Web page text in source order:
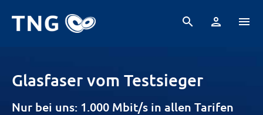
search person menu
Glasfaser vom Testsieger
Nur bei uns: 1.000 Mbit/s in allen Tarifen